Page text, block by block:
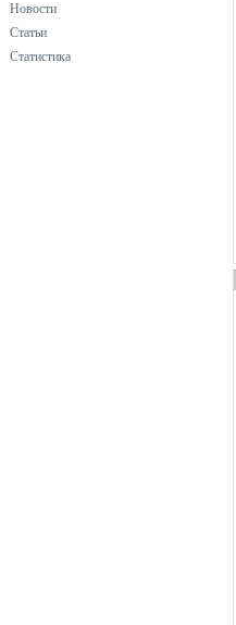
Новости
Статьи
Статистика